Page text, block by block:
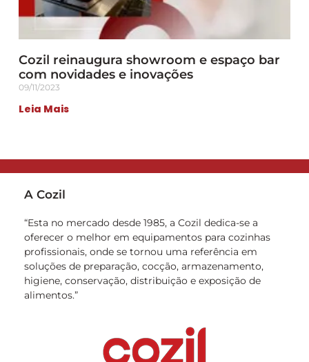
Cozil reinaugura showroom e espaço bar
com novidades e inovações
09/11/2023
Leia Mais
A Cozil
“Esta no mercado desde 1985, a Cozil dedica-se a
oferecer o melhor em equipamentos para cozinhas
profissionais, onde se tornou uma referência em
soluções de preparação, cocção, armazenamento,
higiene, conservação, distribuição e exposição de
alimentos.”